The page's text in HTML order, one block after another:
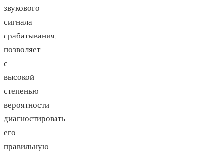
звукового
сигнала
срабатывания,
позволяет
с
высокой
степенью
вероятности
диагностировать
его
правильную